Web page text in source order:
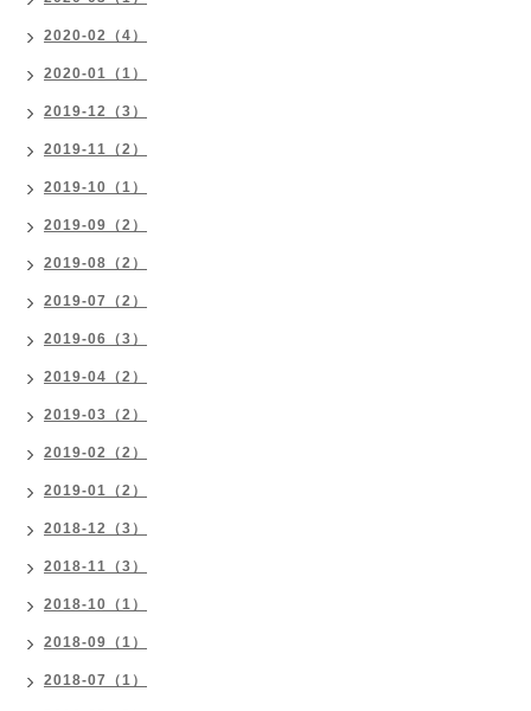
2020-02（4）
2020-01（1）
2019-12（3）
2019-11（2）
2019-10（1）
2019-09（2）
2019-08（2）
2019-07（2）
2019-06（3）
2019-04（2）
2019-03（2）
2019-02（2）
2019-01（2）
2018-12（3）
2018-11（3）
2018-10（1）
2018-09（1）
2018-07（1）